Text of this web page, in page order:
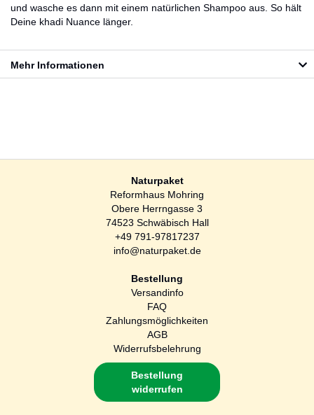
und wasche es dann mit einem natürlichen Shampoo aus. So hält
Deine khadi Nuance länger.
Mehr Informationen
Naturpaket
Reformhaus Mohring
Obere Herrngasse 3
74523 Schwäbisch Hall
+49 791-97817237
info@naturpaket.de
Bestellung
Versandinfo
FAQ
Zahlungsmöglichkeiten
AGB
Widerrufsbelehrung
Bestellung
widerrufen